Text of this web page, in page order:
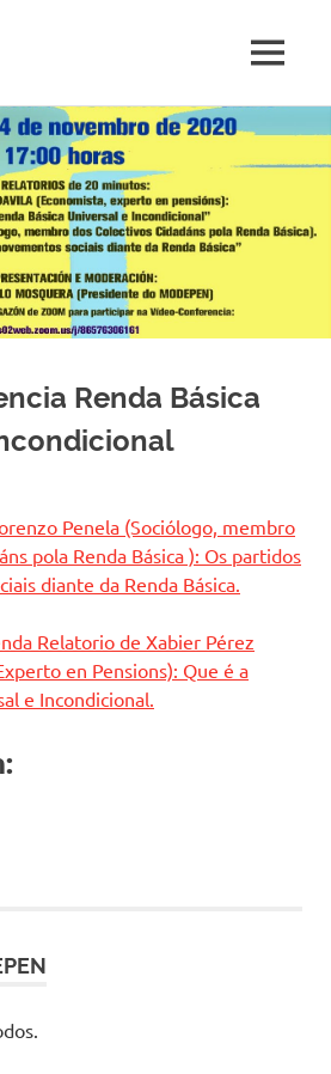
MENU
Renda Básica
SOCIAIS
Penela (Sociólogo, membro
pola Renda Básica ): Os partidos
diante da Renda Básica.
Relatorio de Xabier Pérez
en Pensions): Que é a
e Incondicional.